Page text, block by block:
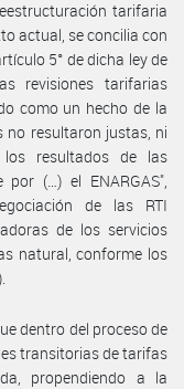
tarifaria
actual, se concilia con
5° de dicha ley de
revisiones tarifarias
como un hecho de la
no resultaron justas, ni
los resultados de las
(…) el ENARGAS",
de las RTI
de los servicios
natural, conforme los
dentro del proceso de
transitorias de tarifas
propendiendo a la